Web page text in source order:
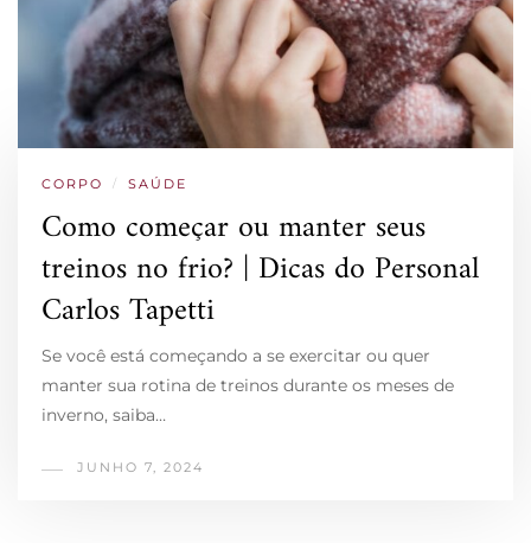
CORPO / SAÚDE
Como começar ou manter seus
treinos no frio? | Dicas do Personal
Carlos Tapetti
Se você está começando a se exercitar ou quer
manter sua rotina de treinos durante os meses de
inverno, saiba…
JUNHO 7, 2024